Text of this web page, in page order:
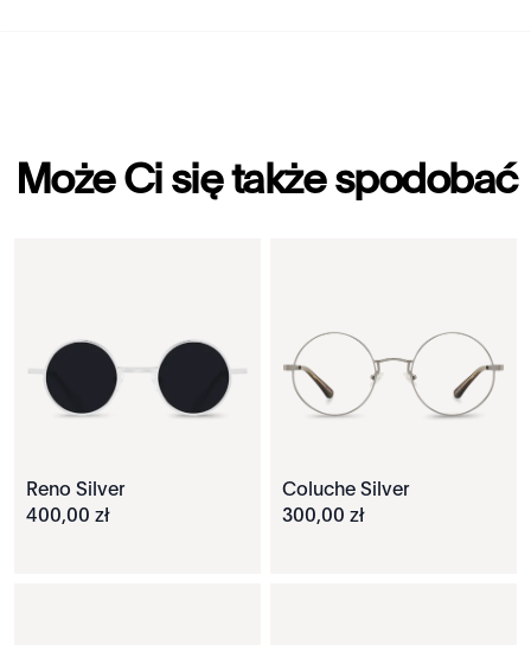
Może Ci się także spodobać
Reno Silver
400,00 zł
Coluche Silver
300,00 zł